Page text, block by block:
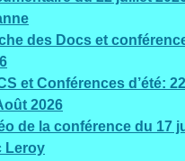
des Docs et
et Conférences d’été:
2026
de la conférence du 17
Leroy